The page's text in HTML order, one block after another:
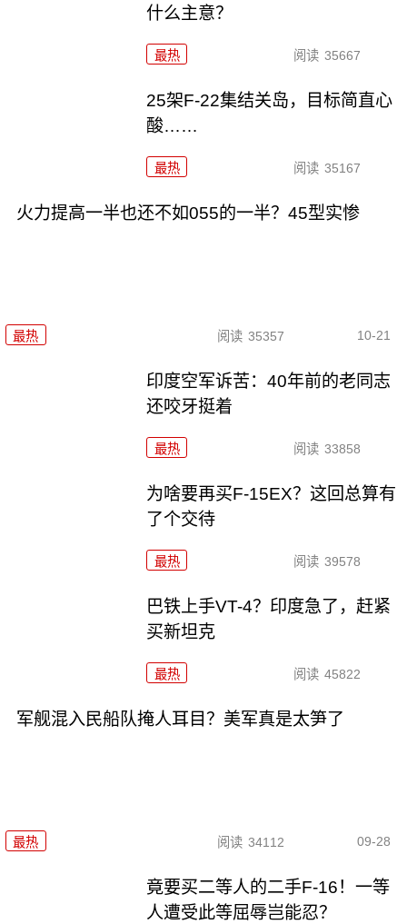
什么主意？
最热 阅读 35667
25架F-22集结关岛，目标简直心
酸……
最热 阅读 35167
火力提高一半也还不如055的一半？45型实惨
最热 阅读 35357 10-21
印度空军诉苦：40年前的老同志
还咬牙挺着
最热 阅读 33858
为啥要再买F-15EX？这回总算有
了个交待
最热 阅读 39578
巴铁上手VT-4？印度急了，赶紧
买新坦克
最热 阅读 45822
军舰混入民船队掩人耳目？美军真是太笋了
最热 阅读 34112 09-28
竟要买二等人的二手F-16！一等
人遭受此等屈辱岂能忍？